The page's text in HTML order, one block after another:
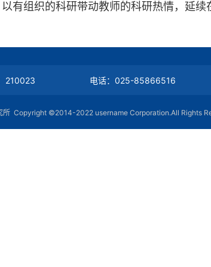
有组织的科研带动教师的科研热情，延续
210023 电话：025-85866516
所 Copyright ©2014-2022 username Corporation.All Rights